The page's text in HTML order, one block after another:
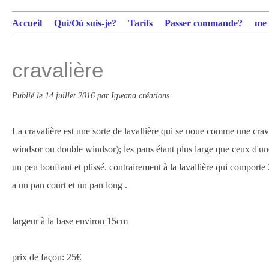
Accueil Qui/Où suis-je? Tarifs Passer commande?
cravalière
Publié le 14 juillet 2016 par Igwana créations
La cravalière est une sorte de lavallière qui se noue comme une
windsor ou double windsor); les pans étant plus large que ceux
un peu bouffant et plissé. contrairement à la lavallière qui comporte
a un pan court et un pan long .
largeur à la base environ 15cm
prix de façon: 25€